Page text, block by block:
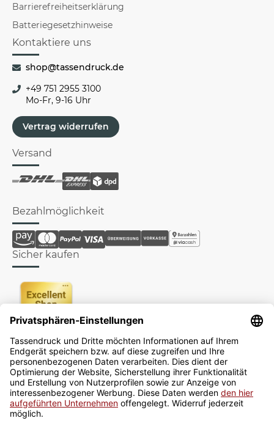
Barrierefreiheitserklärung
Batteriegesetzhinweise
Kontaktiere uns
shop@tassendruck.de
+49 751 2955 3100
Mo-Fr, 9-16 Uhr
Vertrag widerrufen
Versand
Bezahlmöglichkeit
Sicher kaufen
Newsletter